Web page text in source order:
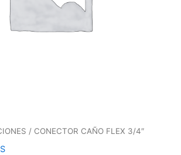
/ CONECTOR CAÑO FLEX 3/4″